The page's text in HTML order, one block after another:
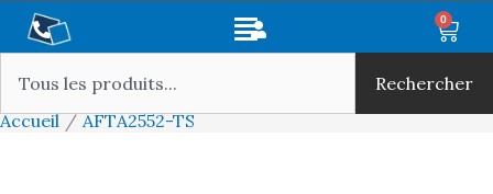
Aller
contenu
Main
0
Rechercher
Accueil
AFTA2552-TS